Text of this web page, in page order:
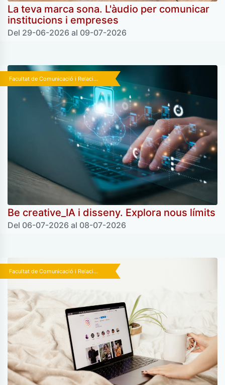
La teva marca sona. L'àudio per comunicar
institucions i empreses
Del 29-06-2026 al 09-07-2026
Facultat de Comunicació i Relaci...
Be creative_IA i disseny. Explora nous límits
Del 06-07-2026 al 08-07-2026
Facultat de Comunicació i Relaci...